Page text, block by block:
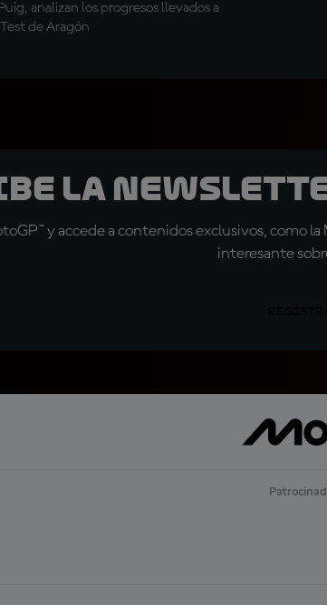
analizan los progresos llevados a
de Aragón
la
y accede a contenidos exclusivos, como
interesante